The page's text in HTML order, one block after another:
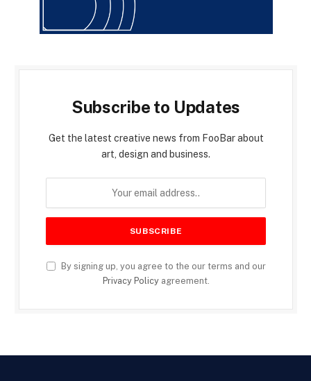
Subscribe to Updates
Get the latest creative news from FooBar about
art, design and business.
By signing up, you agree to the our terms and our
Privacy Policyagreement.